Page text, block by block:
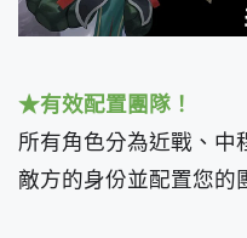
★有效配置團隊！
所有角色分為近戰、中
敵方的身份並配置您的